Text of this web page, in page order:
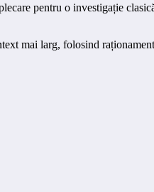
pentru o investigație
mai larg, folosind